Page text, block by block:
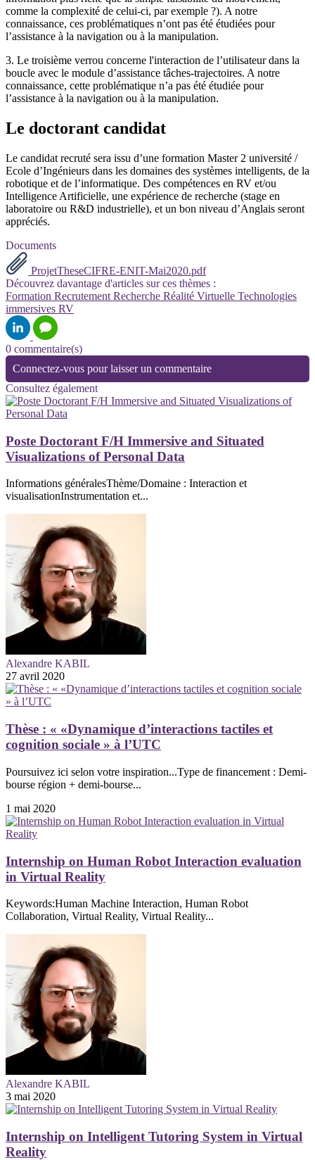
comme la complexité de celui-ci, par exemple ?). A notre
connaissance, ces problématiques n’ont pas été étudiées pour
l’assistance à la navigation ou à la manipulation.
3. Le troisième verrou concerne l'interaction de l’utilisateur dans la
boucle avec le module d’assistance tâches-trajectoires. A notre
connaissance, cette problématique n’a pas été étudiée pour
l’assistance à la navigation ou à la manipulation.
Le doctorant candidat
Le candidat recruté sera issu d’une formation Master 2 université /
Ecole d’Ingénieurs dans les domaines des systèmes intelligents, de la
robotique et de l’informatique. Des compétences en RV et/ou
Intelligence Artificielle, une expérience de recherche (stage en
laboratoire ou R&D industrielle), et un bon niveau d’Anglais seront
appréciés.
Documents
ProjetTheseCIFRE-ENIT-Mai2020.pdf
Découvrez davantage d'articles sur ces thèmes :
Formation Recrutement Recherche Réalité Virtuelle Technologies
immersives RV
0 commentaire(s)
Connectez-vous pour laisser un commentaire
Consultez également
Poste Doctorant F/H Immersive and Situated
Visualizations of Personal Data
Informations généralesThème/Domaine : Interaction et
visualisationInstrumentation et...
Alexandre KABIL
27 avril 2020
Thèse : « «Dynamique d’interactions tactiles et
cognition sociale » à l’UTC
Poursuivez ici selon votre inspiration...Type de financement : Demi-
bourse région + demi-bourse...
1 mai 2020
Internship on Human Robot Interaction evaluation
in Virtual Reality
Keywords:Human Machine Interaction, Human Robot
Collaboration, Virtual Reality, Virtual Reality...
Alexandre KABIL
3 mai 2020
Internship on Intelligent Tutoring System in Virtual
Reality